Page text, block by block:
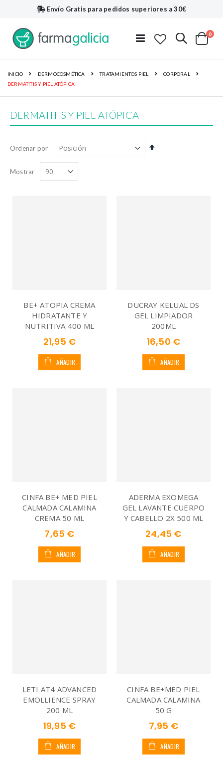
Envío Gratis para pedidos superiores a 30€
Buscar
Cart
0
INICIO DERMOCOSMÉTICA TRATAMIENTOS PIEL
CORPORAL
DERMATITIS Y PIEL ATÓPICA
DERMATITIS Y PIEL ATÓPICA
Ordenar por
Fijar
Mostrar
BE+ ATOPIA CREMA
HIDRATANTE Y
NUTRITIVA 400 ML
21,95 €
AÑADIR
DUCRAY KELUAL DS
GEL LIMPIADOR
200ML
16,50 €
AÑADIR
CINFA BE+ MED PIEL
CALMADA CALAMINA
CREMA 50 ML
7,65 €
AÑADIR
ADERMA EXOMEGA
GEL LAVANTE CUERPO
Y CABELLO 2X 500 ML
24,45 €
AÑADIR
LETI AT4 ADVANCED
EMOLLIENCE SPRAY
200 ML
19,95 €
AÑADIR
CINFA BE+MED PIEL
CALMADA CALAMINA
50 G
7,95 €
AÑADIR